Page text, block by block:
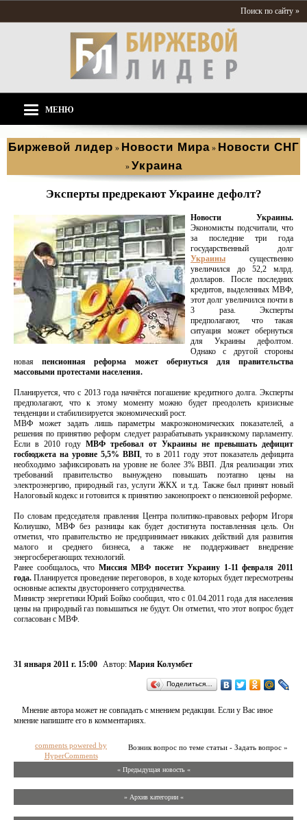
Поиск по сайту »
МЕНЮ
Биржевой лидер » Новости Мира » Новости СНГ
» Украина
Эксперты предрекают Украине дефолт?
Новости Украины.
Экономисты подсчитали, что
за последние три года
государственный долг
Украины существенно
увеличился до 52,2 млрд.
долларов. После последних
кредитов, выделенных МВФ,
этот долг увеличился почти в
3 раза. Эксперты
предполагают, что такая
ситуация может обернуться
для Украины дефолтом.
Однако с другой стороны
новаяпенсионная реформа может обернуться для правительства
массовыми протестами населения.
Планируется, что с 2013 года начнётся погашение кредитного долга. Эксперты
предполагают, что к этому моменту можно будет преодолеть кризисные
тенденции и стабилизируется экономический рост.
МВФ может задать лишь параметры макроэкономических показателей, а
решения по принятию реформ следует разрабатывать украинскому парламенту.
Если в 2010 году МВФ требовал от Украины не превышать дефицит
госбюджета на уровне 5,5% ВВП, то в 2011 году этот показатель дефицита
необходимо зафиксировать на уровне не более 3% ВВП. Для реализации этих
требований правительство вынуждено повышать поэтапно цены на
электроэнергию, природный газ, услуги ЖКХ и т.д. Также был принят новый
Налоговый кодекс и готовится к принятию законопроект о пенсионной реформе.
По словам председателя правления Центра политико-правовых реформ Игоря
Колиушко, МВФ без разницы как будет достигнута поставленная цель. Он
отметил, что правительство не предпринимает никаких действий для развития
малого и среднего бизнеса, а также не поддерживает внедрение
энергосберегающих технологий.
Ранее сообщалось, что Миссия МВФ посетит Украину 1-11 февраля 2011
года. Планируется проведение переговоров, в ходе которых будет пересмотрены
основные аспекты двустороннего сотрудничества.
Министр энергетики Юрий Бойко сообщил, что с 01.04.2011 года для населения
цены на природный газ повышаться не будут. Он отметил, что этот вопрос будет
согласован с МВФ.
31 января 2011 г. 15:00 Автор: Мария Колумбет
Поделиться…
Мнение автора может не совпадать с мнением редакции. Если у Вас иное
мнение напишите его в комментариях.
Возник вопрос по теме статьи - Задать вопрос »
comments powered by
HyperComments
« Предыдущая новость «
» Архив категории «